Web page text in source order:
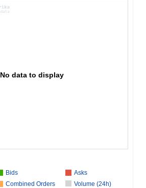
No data to display
Bids
Asks
Combined Orders
Volume (24h)